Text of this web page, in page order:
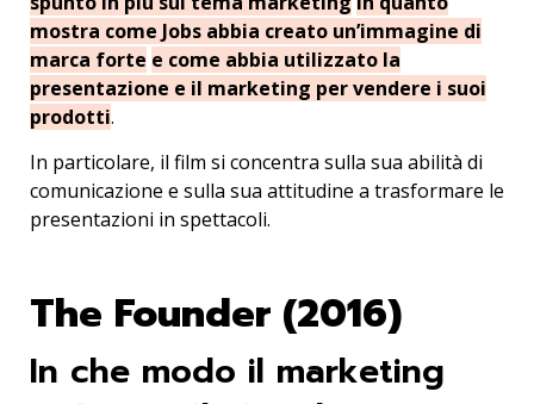
mostra come Jobs abbia creato un’immagine di
marca forte e come abbia utilizzato la
presentazione e il marketing per vendere i suoi
prodotti.
In particolare, il film si concentra sulla sua abilità di
comunicazione e sulla sua attitudine a trasformare le
presentazioni in spettacoli.
The Founder (2016)
In che modo il marketing